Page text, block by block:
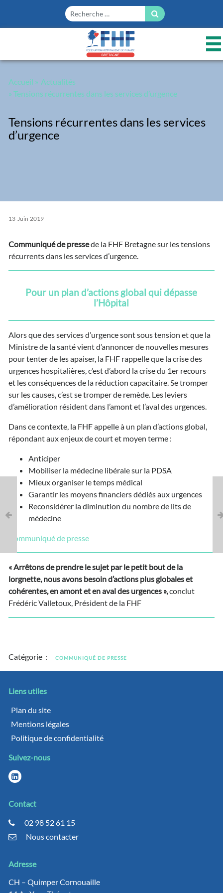
Accueil » Actualités
» Tensions récurrentes dans les services d’urgence
Tensions récurrentes dans les services
d’urgence
13 Juin 2019
Communiqué de pressede la FHF Bretagne sur les tensions
récurrents dans les services d’urgence.
Pour un plan d’actions global qui dépasse
l’Hôpital
Alors que des services d’urgence sont sous tension et que la
Ministre de la santé vient d’annoncer de nouvelles mesures
pour tenter de les apaiser, la FHF rappelle que la crise des
urgences hospitalières, c’est d’abord la crise du 1er recours
et les conséquences de la réduction capacitaire. Se tromper
sur les causes, c’est se tromper de remède. Les leviers
d’amélioration résident dans l’amont et l’aval des urgences.
Dans ce contexte, la FHF appelle à un plan d’actions global,
répondant aux enjeux de court et moyen terme :
Anticiper
Mobiliser la médecine libérale sur la PDSA
Mieux organiser le temps médical
Garantir les moyens financiers dédiés aux urgences
Reconsidérer la diminution du nombre de lits de
médecine
Communiqué de presse
« Arrêtons de prendre le sujet par le petit bout de la
lorgnette, nous avons besoin d’actions plus globales et
cohérentes, en amont et en aval des urgences »,conclut
Frédéric Valletoux, Président de la FHF
Catégorie : COMMUNIQUÉ DE PRESSE
Liens utiles
Plan du site
Mentions légales
Politique de confidentialité
Suivez-nous
Contact
02 98 52 61 15
Nous contacter
Adresse
CH – Quimper Cornouaille
Panneau de gestion des cookies